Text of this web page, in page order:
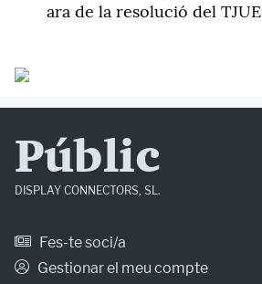
ara de la resolució del TJUE
Públic
DISPLAY CONNECTORS, SL.
Fes-te soci/a
Gestionar el meu compte